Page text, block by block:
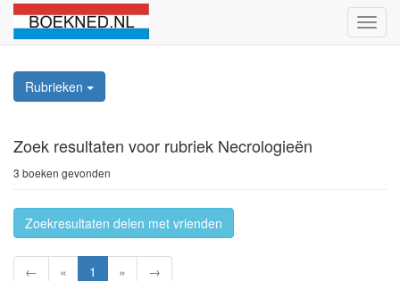
Rubrieken
Zoek resultaten voor rubriek Necrologieën
3 boeken gevonden
Zoekresultaten delen met vrienden
← « 1 » →